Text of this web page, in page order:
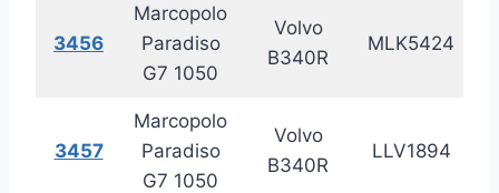
3456
Marcopolo
Paradiso
G7 1050
Volvo
B340R
MLK5424
3457
Marcopolo
Paradiso
G7 1050
Volvo
B340R
LLV1894